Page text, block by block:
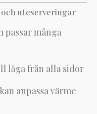
uteserveringar
passar många
låga från alla sidor
anpassa värme